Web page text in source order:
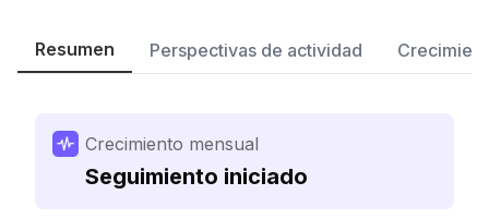
Resumen Perspectivas de actividad
Crecimiento mensual
Seguimiento iniciado